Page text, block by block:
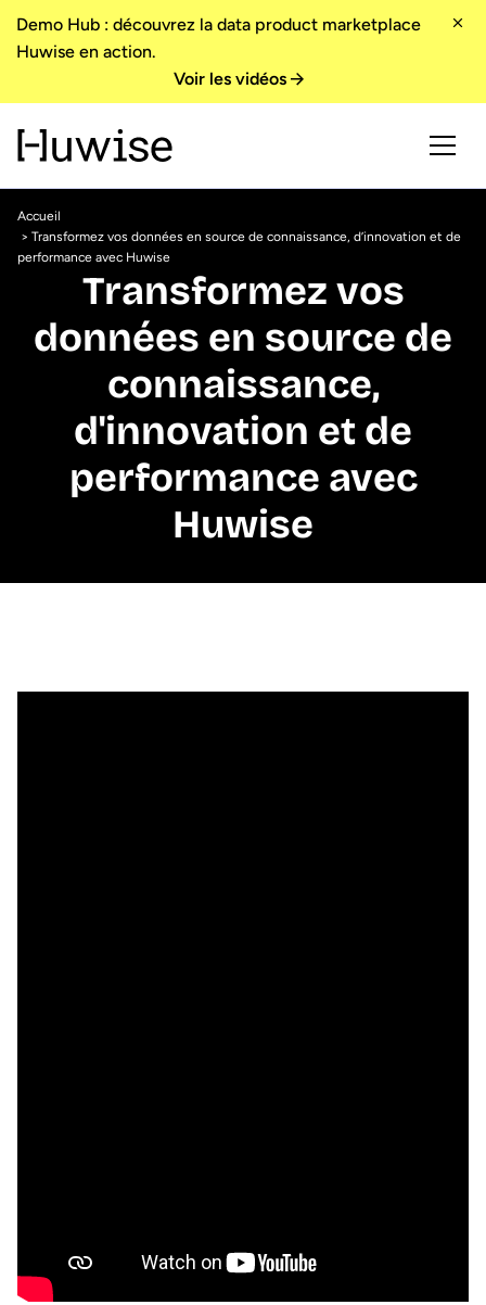
Demo Hub : découvrez la data product marketplace
Huwise en action.
Voir les vidéos
Accueil
> Transformez vos données en source de connaissance, d’innovation et de
performance avec Huwise
Transformez vos
données en source de
connaissance,
d'innovation et de
performance avec
Huwise